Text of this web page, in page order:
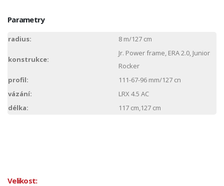
Parametry
radius: 8 m/127 cm
konstrukce:
Jr. Power frame, ERA 2.0, Junior
Rocker
profil:
111-67-96 mm/127 cn
vázání:
LRX 4.5 AC
délka:
117 cm,127 cm
Velikost: